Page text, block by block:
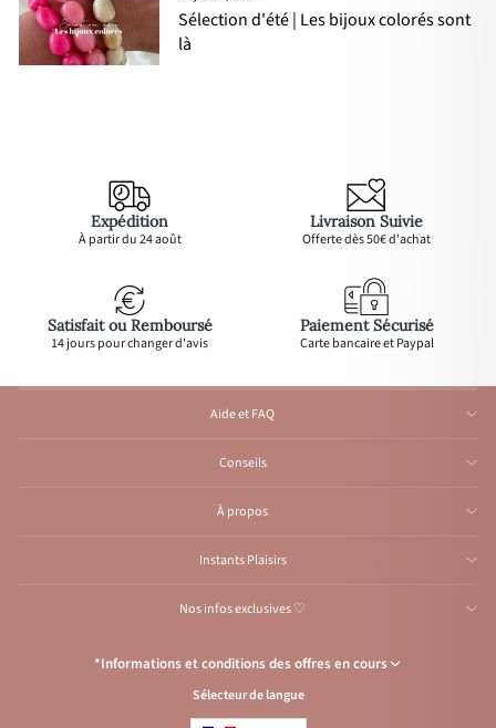
Sélection d'été | Les bijoux colorés sont
là
Expédition
À partir du 24 août
Livraison Suivie
Offerte dès 50€ d'achat
Satisfait ou Remboursé
14 jours pour changer d'avis
Paiement Sécurisé
Carte bancaire et Paypal
Aide et FAQ
Conseils
À propos
Instants Plaisirs
Nos infos exclusives ♡
*Informations et conditions des offres en cours
Congés de l’Atelier du 1er au 23 août inclus: Aucune expédition et
traitement d'e-mail durant cette période, reprise
Sélecteur de langue